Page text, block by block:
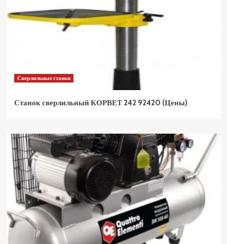
Сверлильные станки
Станок сверлильный КОРВЕТ 242 92420 (Цены)